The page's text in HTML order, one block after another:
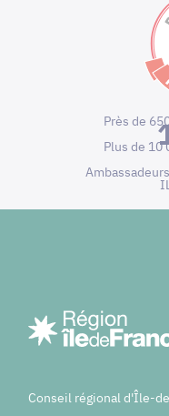
Près de
Plus de 10
Conseil régional d'Île-